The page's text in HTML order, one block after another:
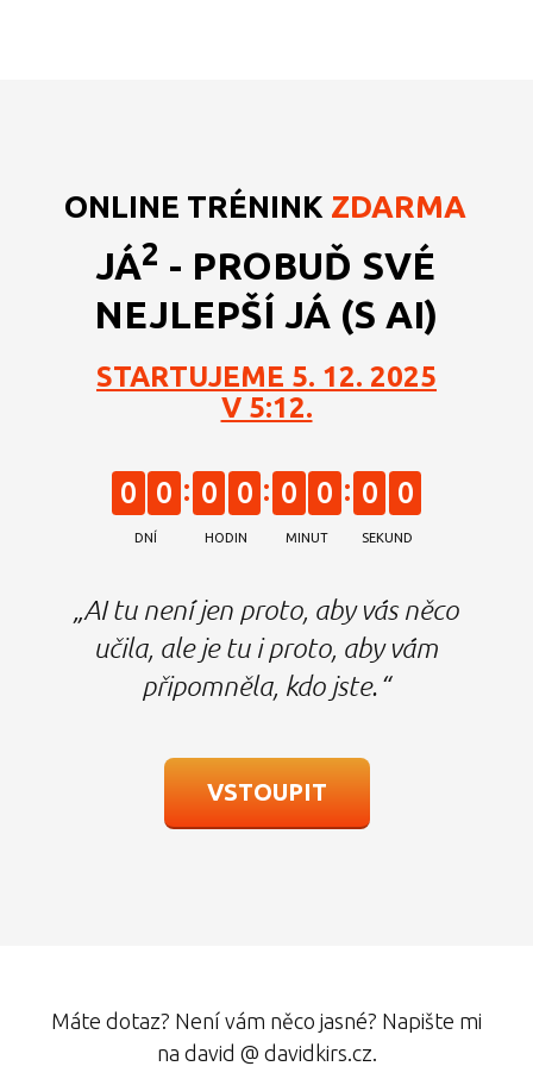
ONLINE TRÉNINK ZDARMA
JÁ2 - PROBUĎ SVÉ
NEJLEPŠÍ JÁ (S AI)
STARTUJEME 5. 12. 2025
V 5:12.
0 0
DNÍ
0 0
HODIN
0 0
MINUT
0 0
SEKUND
„AI tu není jen proto, aby vás něco
učila, ale je tu i proto, aby vám
připomněla, kdo jste.“
VSTOUPIT
Máte dotaz? Není vám něco jasné? Napište mi
na david @ davidkirs.cz.